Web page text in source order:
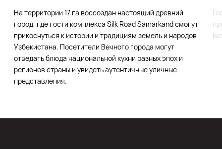
На территории 17 га воссоздан настоящий древний
город, где гости комплекса Silk Road Samarkand смогут
прикоснуться к истории и традициям земель и народов
Узбекистана. Посетители Вечного города могут
отведать блюда национальной кухни разных эпох и
регионов страны и увидеть аутентичные уличные
представления.